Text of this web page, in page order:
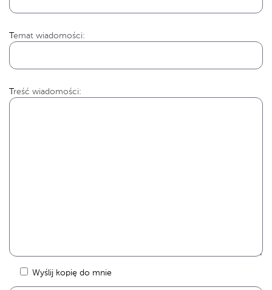
Temat wiadomości:
Treść wiadomości:
Wyślij kopię do mnie